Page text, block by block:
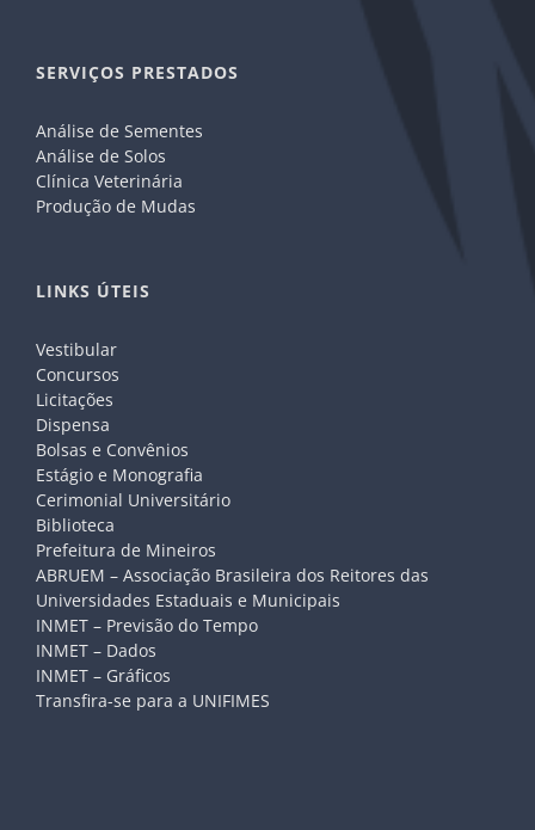
SERVIÇOS PRESTADOS
Análise de Sementes
Análise de Solos
Clínica Veterinária
Produção de Mudas
LINKS ÚTEIS
Vestibular
Concursos
Licitações
Dispensa
Bolsas e Convênios
Estágio e Monografia
Cerimonial Universitário
Biblioteca
Prefeitura de Mineiros
ABRUEM – Associação Brasileira dos Reitores das
Universidades Estaduais e Municipais
INMET – Previsão do Tempo
INMET – Dados
INMET – Gráficos
Transfira-se para a UNIFIMES